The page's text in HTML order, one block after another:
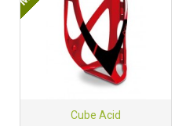
Cube Acid